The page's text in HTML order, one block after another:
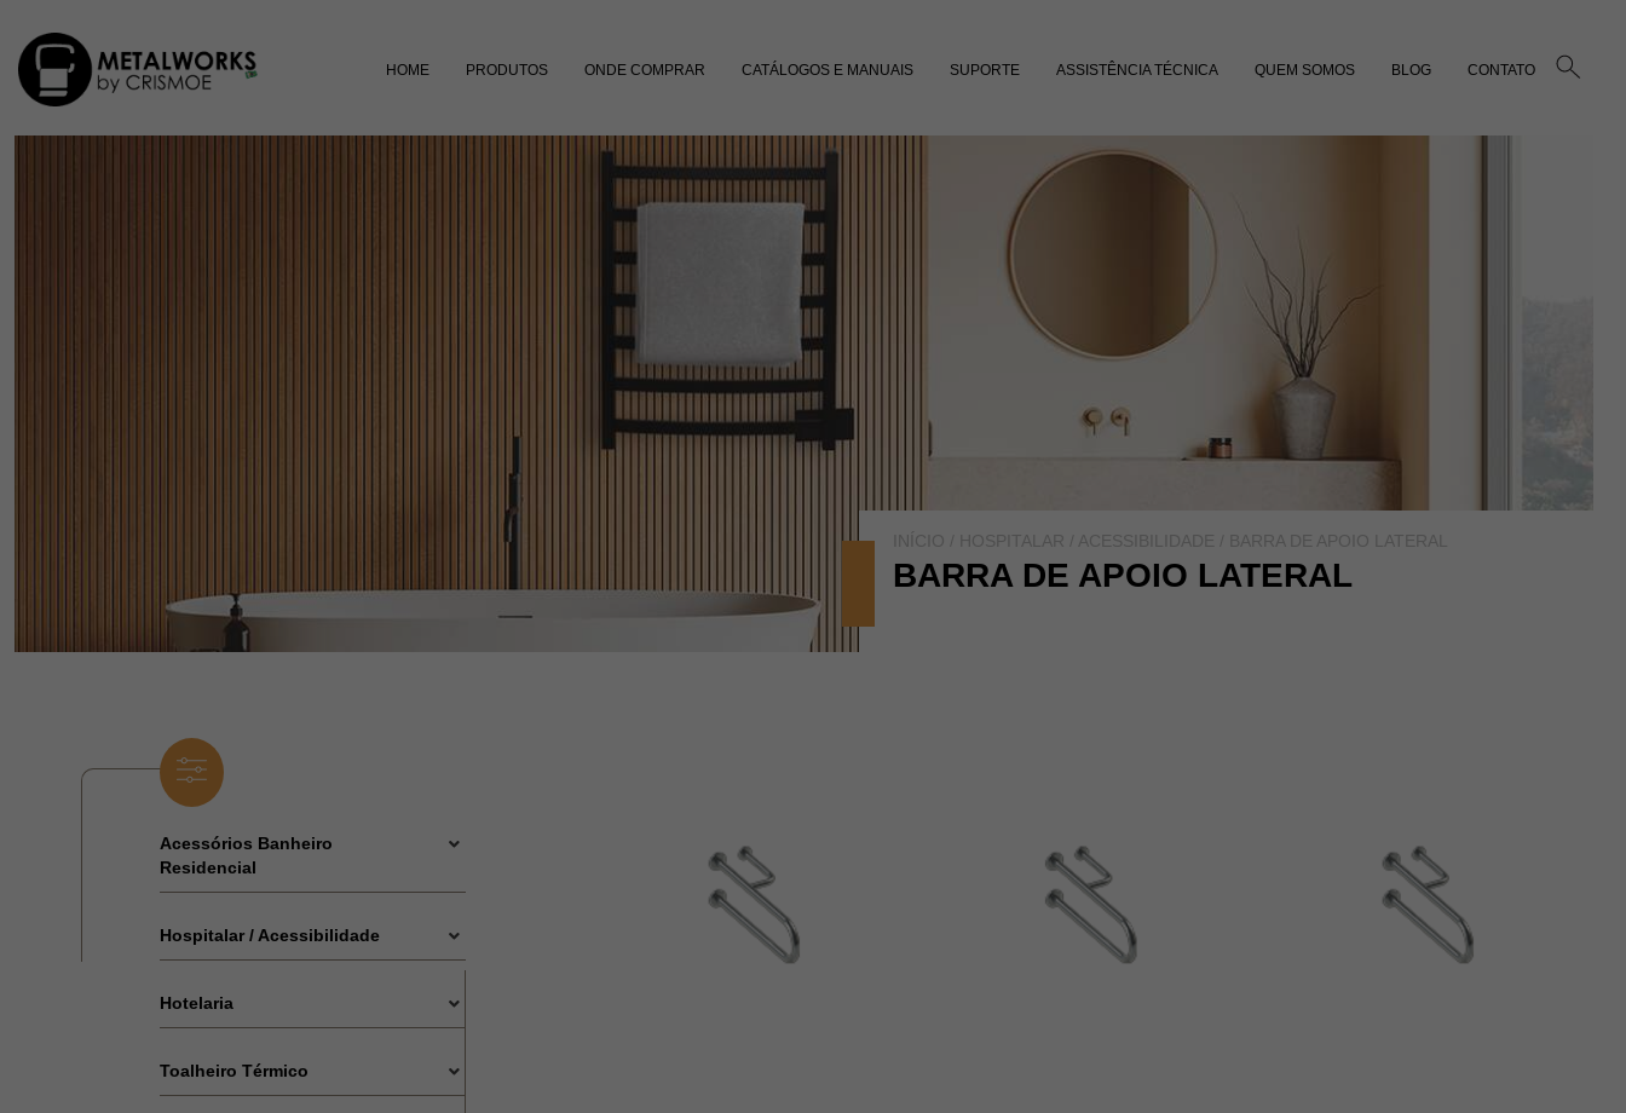
HOME PRODUTOS ONDE COMPRAR CATÁLOGOS E MANUAIS SUPORTE ASSISTÊNCIA TÉCNICA QUEM SOMOS BLOG CONTATO
INÍCIO / HOSPITALAR / ACESSIBILIDADE / BARRA DE APOIO LATERAL
BARRA DE APOIO LATERAL
Acessórios Banheiro
Residencial
Hospitalar / Acessibilidade
Hotelaria
Toalheiro Térmico